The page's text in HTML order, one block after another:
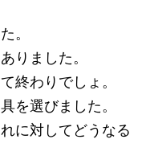
。
りました。
終わりでしょ。
を選びました。
に対してどうなる